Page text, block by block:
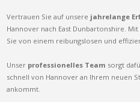
Vertrauen Sie auf unsere jahrelange
Hannover nach East Dunbartonshire.
Sie von einem reibungslosen und
Unser professionelles Team sorgt
schnell von Hannover an Ihrem neuen
ankommt.